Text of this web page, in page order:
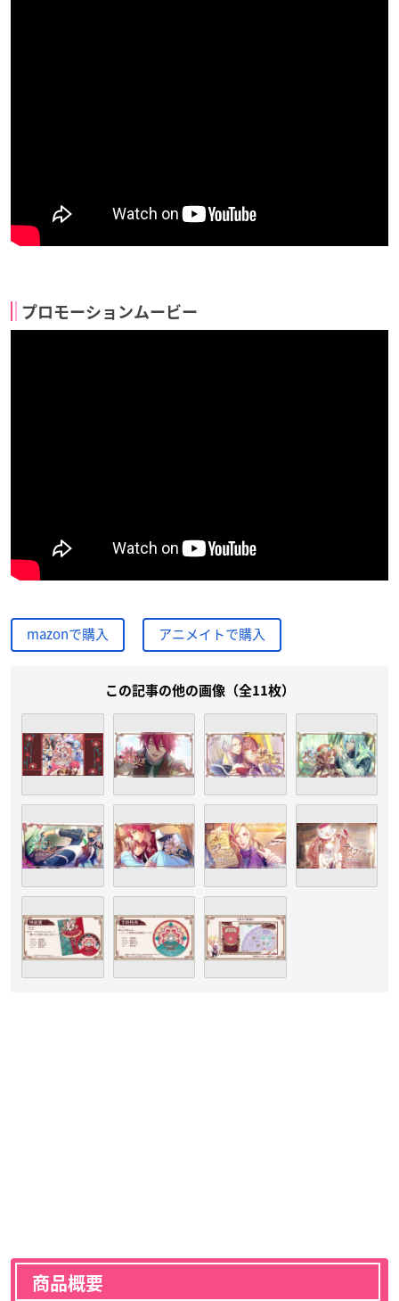
プロモーションムービー
mazonで購入 アニメイトで購入
この記事の他の画像（全11枚）
商品概要